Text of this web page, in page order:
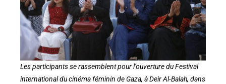
Les participants se rassemblent pour l’ouverture du Festival
international du cinéma féminin de Gaza, à Deir Al-Balah, dans